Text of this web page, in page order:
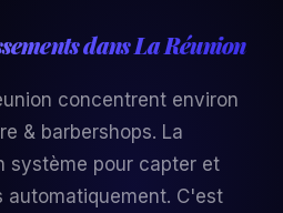
dans La Réunion
concentrent environ
& barbershops. La
système pour capter et
automatiquement. C'est